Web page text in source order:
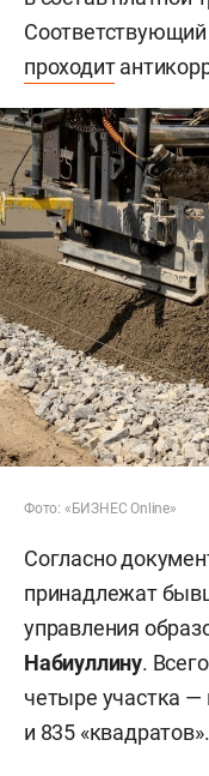
Соответствующий
проходит
Фото: «БИЗНЕС Online»
Согласно
принадлежат
управления
Набиуллину.
четыре участка —
и 835 «квадратов».